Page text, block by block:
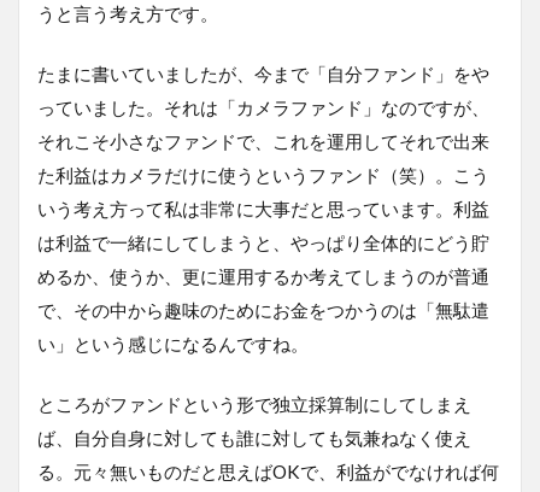
うと言う考え方です。
たまに書いていましたが、今まで「自分ファンド」をや
っていました。それは「カメラファンド」なのですが、
それこそ小さなファンドで、これを運用してそれで出来
た利益はカメラだけに使うというファンド（笑）。こう
いう考え方って私は非常に大事だと思っています。利益
は利益で一緒にしてしまうと、やっぱり全体的にどう貯
めるか、使うか、更に運用するか考えてしまうのが普通
で、その中から趣味のためにお金をつかうのは「無駄遣
い」という感じになるんですね。
ところがファンドという形で独立採算制にしてしまえ
ば、自分自身に対しても誰に対しても気兼ねなく使え
る。元々無いものだと思えばOKで、利益がでなければ何